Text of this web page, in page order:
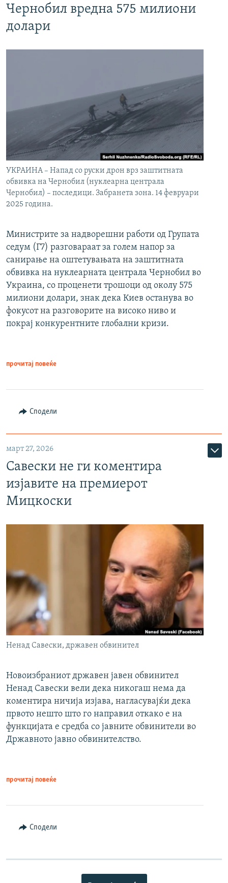
Чернобил вредна 575 милиони
долари
УКРАИНА – Напад со руски дрон врз заштитната
обвивка на Чернобил (нуклеарна централа
Чернобил) – последици. Забранета зона. 14 февруари
2025 година.
Министрите за надворешни работи од Групата
седум (Г7) разговараат за голем напор за
санирање на оштетувањата на заштитната
обвивка на нуклеарната централа Чернобил во
Украина, со проценети трошоци од околу 575
милиони долари, знак дека Киев останува во
фокусот на разговорите на високо ниво и
покрај конкурентните глобални кризи.
прочитај повеќе
Сподели
март 27, 2026
Савески не ги коментира
изјавите на премиерот
Мицкоски
Ненад Савески, државен обвинител
Новоизбраниот државен јавен обвинител
Ненад Савески вели дека никогаш нема да
коментира ничија изјава, нагласувајќи дека
првото нешто што го направил откако е на
функцијата е средба со јавните обвинители во
Државното јавно обвинителство.
прочитај повеќе
Сподели